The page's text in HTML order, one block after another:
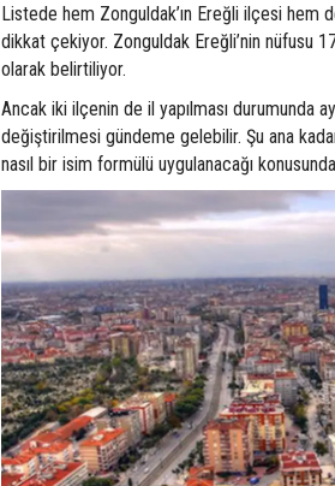
Listede hem Zonguldak’ın Ereğli ilçesi hem
dikkat çekiyor. Zonguldak Ereğli’nin nüfusu
olarak belirtiliyor.
Ancak iki ilçenin de il yapılması durumunda
değiştirilmesi gündeme gelebilir. Şu ana
nasıl bir isim formülü uygulanacağı